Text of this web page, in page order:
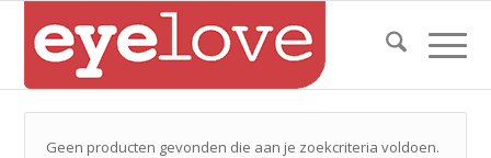
Geen producten gevonden die aan je zoekcriteria voldoen.